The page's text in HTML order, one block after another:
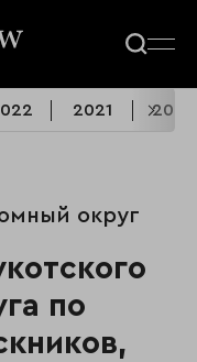
2021 2020
округ
по